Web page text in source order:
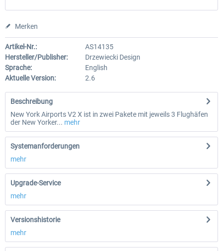
Merken
Artikel-Nr.:
AS14135
Hersteller/Publisher:
Drzewiecki Design
Sprache:
English
Aktuelle Version:
2.6
Beschreibung
New York Airports V2 X ist in zwei Pakete mit jeweils 3 Flughäfen
der New Yorker... mehr
Systemanforderungen
mehr
Upgrade-Service
mehr
Versionshistorie
mehr